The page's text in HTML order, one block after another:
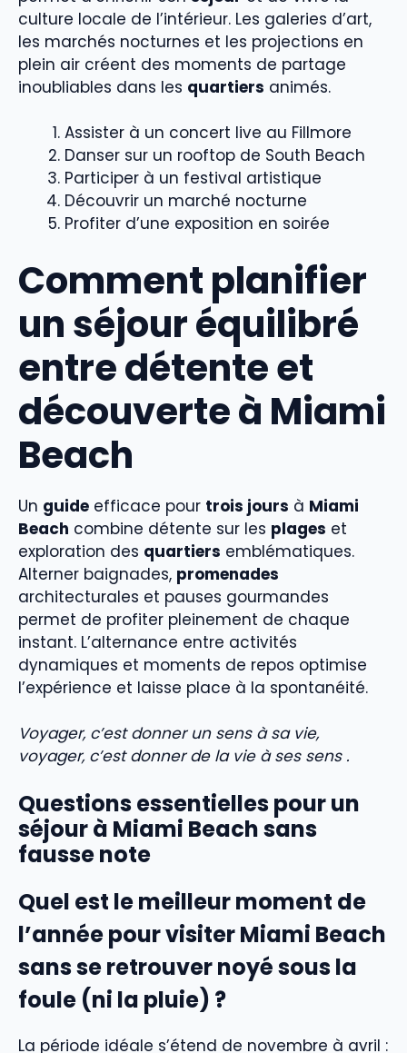
culture locale de l’intérieur. Les galeries d’art,
les marchés nocturnes et les projections en
plein air créent des moments de partage
inoubliables dans les quartiers animés.
Assister à un concert live au Fillmore
Danser sur un rooftop de South Beach
Participer à un festival artistique
Découvrir un marché nocturne
Profiter d’une exposition en soirée
Comment planifier
un séjour équilibré
entre détente et
découverte à Miami
Beach
Un guide efficace pour trois jours à Miami
Beach combine détente sur les plages et
exploration des quartiers emblématiques.
Alterner baignades, promenades
architecturales et pauses gourmandes
permet de profiter pleinement de chaque
instant. L’alternance entre activités
dynamiques et moments de repos optimise
l’expérience et laisse place à la spontanéité.
Voyager, c’est donner un sens à sa vie,
voyager, c’est donner de la vie à ses sens .
Questions essentielles pour un
séjour à Miami Beach sans
fausse note
Quel est le meilleur moment de
l’année pour visiter Miami Beach
sans se retrouver noyé sous la
foule (ni la pluie) ?
La période idéale s’étend de novembre à avril :